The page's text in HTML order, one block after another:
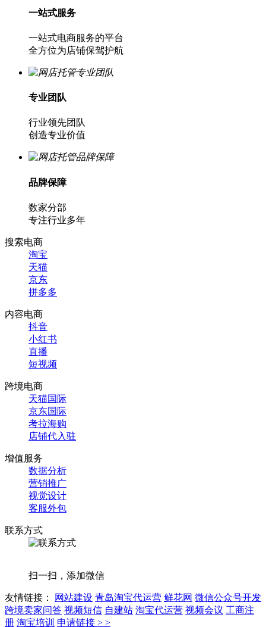
一站式服务
一站式电商服务的平台
全方位为店铺保驾护航
专业团队
行业领先团队
创造专业价值
品牌保障
数家分部
专注行业多年
搜索电商
淘宝
天猫
京东
拼多多
内容电商
抖音
小红书
直播
短视频
跨境电商
天猫国际
京东国际
考拉海购
店铺代入驻
增值服务
数据分析
营销推广
视觉设计
客服外包
联系方式
扫一扫，添加微信
友情链接： 网站建设 青岛淘宝代运营 鲜花网 微信公众号开发
跨境卖家问答 视频短信 自建站 淘宝代运营 视频会议 工商注
册 淘宝培训 申请链接 > >